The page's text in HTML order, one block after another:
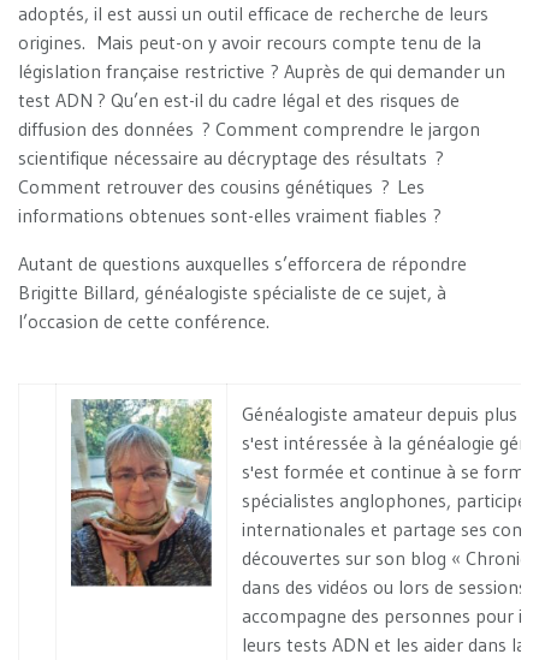
adoptés, il est aussi un outil efficace de recherche de leurs
origines. Mais peut-on y avoir recours compte tenu de la
législation française restrictive ? Auprès de qui demander un
test ADN ? Qu’en est-il du cadre légal et des risques de
diffusion des données ? Comment comprendre le jargon
scientifique nécessaire au décryptage des résultats ?
Comment retrouver des cousins génétiques ? Les
informations obtenues sont-elles vraiment fiables ?
Autant de questions auxquelles s’efforcera de répondre
Brigitte Billard, généalogiste spécialiste de ce sujet, à
l’occasion de cette conférence.
Généalogiste amateur depuis plus
s'est intéressée à la généalogie
s'est formée et continue à se
spécialistes anglophones, participe
internationales et partage ses
découvertes sur son blog «
dans des vidéos ou lors de sessions
accompagne des personnes pour
leurs tests ADN et les aider dans la